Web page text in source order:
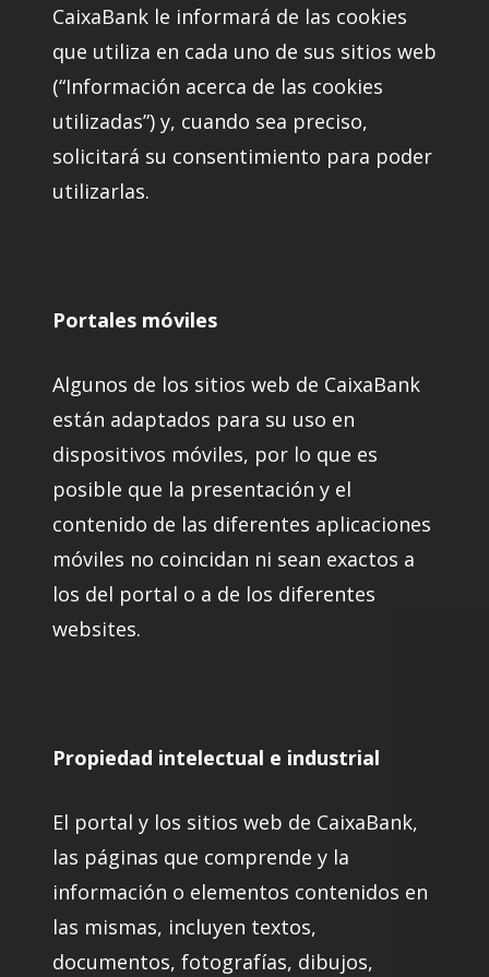
CaixaBank le informará de las cookies
que utiliza en cada uno de sus sitios web
(“Información acerca de las cookies
utilizadas”) y, cuando sea preciso,
solicitará su consentimiento para poder
utilizarlas.
Portales móviles
Algunos de los sitios web de CaixaBank
están adaptados para su uso en
dispositivos móviles, por lo que es
posible que la presentación y el
contenido de las diferentes aplicaciones
móviles no coincidan ni sean exactos a
los del portal o a de los diferentes
websites.
Propiedad intelectual e industrial
El portal y los sitios web de CaixaBank,
las páginas que comprende y la
información o elementos contenidos en
las mismas, incluyen textos,
documentos, fotografías, dibujos,